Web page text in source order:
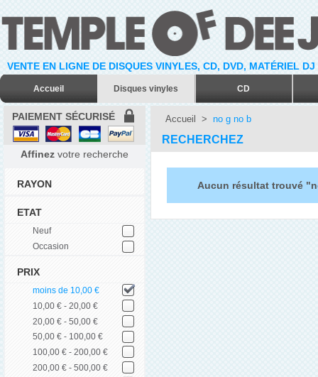
VENTE EN LIGNE DE DISQUES VINYLES, CD, DVD, MATÉRIEL
Accueil Disques vinyles CD
PAIEMENT SÉCURISÉ
Affinez votre recherche
RAYON
ETAT
Neuf
Occasion
PRIX
moins de 10,00 €
10,00 € - 20,00 €
20,00 € - 50,00 €
50,00 € - 100,00 €
100,00 € - 200,00 €
200,00 € - 500,00 €
Accueil > no g no b
RECHERCHEZ
Aucun résultat trouvé